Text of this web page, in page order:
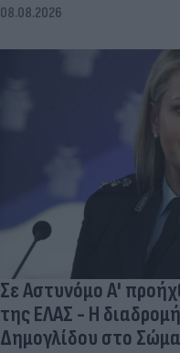
08.08.2026
Σε Αστυνόμο Α'
της ΕΛΑΣ - Η
Δημογλίδου στο Σώμα